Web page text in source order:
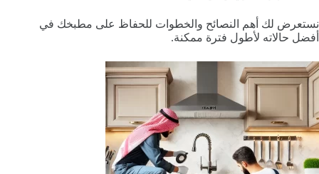
نستعرض لك أهم النصائح والخطوات للحفاظ على مطبخك في
أفضل حالاته لأطول فترة ممكنة.